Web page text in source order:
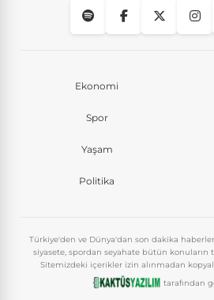
Ekonomi
Spor
Yaşam
Politika
Türkiye'den ve Dünya'dan son dakika
siyasete, spordan seyahate bütün konuların
Sitemizdeki içerikler izin alınmadan
tarafından